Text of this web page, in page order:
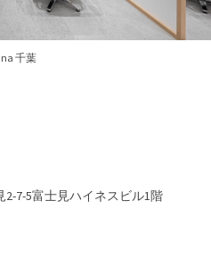
千葉
7-5富士見ハイネスビル1階